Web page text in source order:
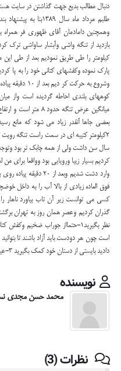
دنبال مطالب بدیع جهت گذاشتن در سایت
طلبم مرداد ماه سال
وهمچنین دامادمان آقای ظهوری فر همراه
کیلومتر را طی طریق نمودیم بعد از طی این
پارک نموده وکفشهای کتانی خود را به پا
وشروع به حرکت
کوههای بلندی احاطه گردیده است واز
میانگین عرض تنگه
بعضی جاها آنقدر زیاد می شود که مانع
سال سن داشت ولی از همه چابک تر بود
وارد دشت شدیم وبعد از
فوق العاده زیادی از بالا آب را به داخل
کسی می توانست زیر آن تاب بیاورد ناهار
گذران کردیم وعصر همان روز به تهران
است چون هر دودست باید آزاد باشند تا
دادید بایستی از دستان خود کمک بگیرید 3-عینک وعصا وکلاه لبه دار بلند ضروری است
نویسنده
محمد حسن مجدی
نظرات (3)